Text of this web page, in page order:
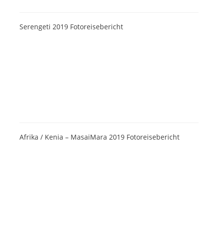
Serengeti 2019 Fotoreisebericht
Afrika / Kenia – MasaiMara 2019 Fotoreisebericht